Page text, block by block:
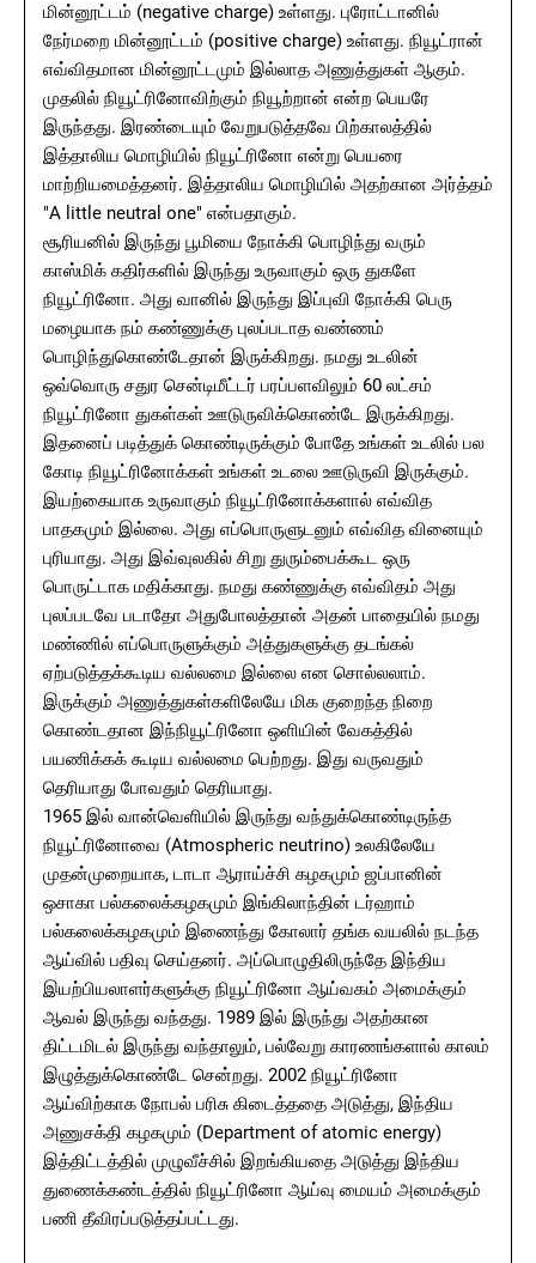
மின்னூட்டம் (negative charge) உள்ளது. புரோட்டானில்
நேர்மறை மின்னூட்டம் (positive charge) உள்ளது. நியூட்ரான்
எவ்விதமான மின்னூட்டமும் இல்லாத அணுத்துகள் ஆகும்.
முதலில் நியூட்ரினோவிற்கும் நியூற்றான் என்ற பெயரே
இருந்தது. இரண்டையும் வேறுபடுத்தவே பிற்காலத்தில்
இத்தாலிய மொழியில் நியூட்ரினோ என்று பெயரை
மாற்றியமைத்தனர். இத்தாலிய மொழியில் அதற்கான அர்த்தம்
"A little neutral one" என்பதாகும்.
சூரியனில் இருந்து பூமியை நோக்கி பொழிந்து வரும்
காஸ்மிக் கதிர்களில் இருந்து உருவாகும் ஒரு துகளே
நியூட்ரினோ. அது வானில் இருந்து இப்புவி நோக்கி பெரு
மழையாக நம் கண்ணுக்கு புலப்படாத வண்ணம்
பொழிந்துகொண்டேதான் இருக்கிறது. நமது உடலின்
ஒவ்வொரு சதுர சென்டிமீட்டர் பரப்பளவிலும் 60 லட்சம்
நியூட்ரினோ துகள்கள் ஊடுருவிக்கொண்டே இருக்கிறது.
இதனைப் படித்துக் கொண்டிருக்கும் போதே உங்கள் உடலில் பல
கோடி நியூட்ரினோக்கள் உங்கள் உடலை ஊடுருவி இருக்கும்.
இயற்கையாக உருவாகும் நியூட்ரினோக்களால் எவ்வித
பாதகமும் இல்லை. அது எப்பொருளுடனும் எவ்வித வினையும்
புரியாது. அது இவ்வுலகில் சிறு துரும்பைக்கூட ஒரு
பொருட்டாக மதிக்காது. நமது கண்ணுக்கு எவ்விதம் அது
புலப்படவே படாதோ அதுபோலத்தான் அதன் பாதையில் நமது
மண்ணில் எப்பொருளுக்கும் அத்துகளுக்கு தடங்கல்
ஏற்படுத்தக்கூடிய வல்லமை இல்லை என சொல்லலாம்.
இருக்கும் அணுத்துகள்களிலேயே மிக குறைந்த நிறை
கொண்டதான இந்நியூட்ரினோ ஒளியின் வேகத்தில்
பயணிக்கக் கூடிய வல்லமை பெற்றது. இது வருவதும்
தெரியாது போவதும் தெரியாது.
1965 இல் வான்வெளியில் இருந்து வந்துக்கொண்டிருந்த
நியூட்ரினோவை (Atmospheric neutrino) உலகிலேயே
முதன்முறையாக, டாடா ஆராய்ச்சி கழகமும் ஜப்பானின்
ஒசாகா பல்கலைக்கழகமும் இங்கிலாந்தின் டர்ஹாம்
பல்கலைக்கழகமும் இணைந்து கோலார் தங்க வயலில் நடந்த
ஆய்வில் பதிவு செய்தனர். அப்பொழுதிலிருந்தே இந்திய
இயற்பியலாளர்களுக்கு நியூட்ரினோ ஆய்வகம் அமைக்கும்
ஆவல் இருந்து வந்தது. 1989 இல் இருந்து அதற்கான
திட்டமிடல் இருந்து வந்தாலும், பல்வேறு காரணங்களால் காலம்
இழுத்துக்கொண்டே சென்றது. 2002 நியூட்ரினோ
ஆய்விற்காக நோபல் பரிசு கிடைத்ததை அடுத்து, இந்திய
அணுசக்தி கழகமும் (Department of atomic energy)
இத்திட்டத்தில் முழுவீச்சில் இறங்கியதை அடுத்து இந்திய
துணைக்கண்டத்தில் நியூட்ரினோ ஆய்வு மையம் அமைக்கும்
பணி தீவிரப்படுத்தப்பட்டது.